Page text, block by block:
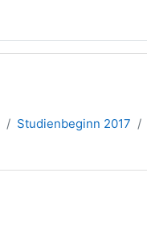
Studienbeginn 2017